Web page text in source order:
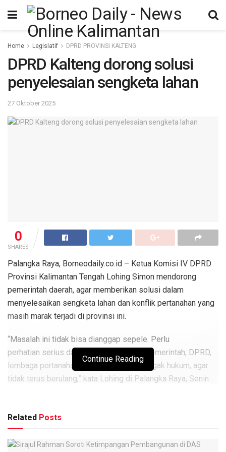
Home Legislatif DPRD PROVINSI KALTENG
DPRD Kalteng dorong solusi
penyelesaian sengketa lahan
27 Oktober 2025
0
SHARES
Palangka Raya, Borneodaily.co.id – Ketua Komisi IV DPRD
Provinsi Kalimantan Tengah Lohing Simon mendorong
pemerintah daerah, agar memberikan solusi dalam
menyelesaikan sengketa lahan dan konflik pertanahan yang
masih marak terjadi di provinsi ini.
“Masalah ini tidak bisa dianggap sepele. Perlu
perhatian serius dari semua pihak, baik pemerintah, DPRD,
lembaga pertanahan, maupun aparat penegak hukum, agar
tidak terus berulang,” kata Lohing di Palangka Raya, Senin
Berita Terkait
Sirajul Rahman Soroti Ketimpangan Pembangunan di
Continue Reading
Related Posts